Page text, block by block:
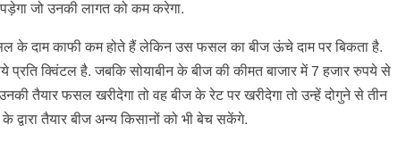
जो उनकी लागत को कम करेगा.
के दाम काफी कम होते हैं लेकिन उस फसल का बीज ऊंचे दाम पर बिकता है.
क्विंटल है. जबकि सोयाबीन के बीज की कीमत बाजार में 7 हजार रुपये से
तैयार फसल खरीदेगा तो वह बीज के रेट पर खरीदेगा तो उन्हें दोगुने से तीन
द्वारा तैयार बीज अन्य किसानों को भी बेच सकेंगे.